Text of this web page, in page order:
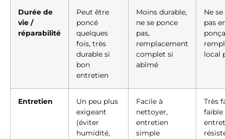
Durée de
vie /
réparabilité
Peut être
poncé
quelques
fois, très
durable si
bon
entretien
Moins durable,
ne se ponce
pas,
remplacement
complet si
abîmé
Ne
pas
local
Entretien
Un peu plus
exigeant
(éviter
humidité,
Facile à
nettoyer,
entretien
simple
Très
faible